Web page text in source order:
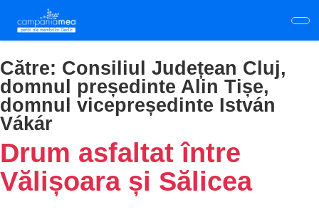
main
content
Către: Consiliul Județean Cluj,
domnul președinte Alin Tișe,
domnul vicepreședinte István
Vákár
Drum asfaltat între
Vălișoara și Sălicea